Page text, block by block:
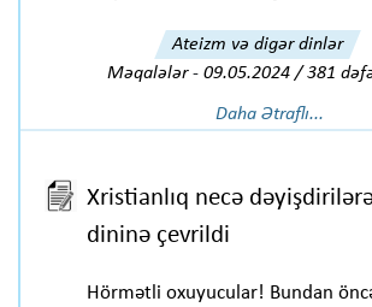
Ateizm və digər dinlər
Məqalələr- 09.05.2024 / 381
Daha Ətraflı...
Xristianlıq necə
dininə çevrildi
Hörmətli oxuyucular! Bundan